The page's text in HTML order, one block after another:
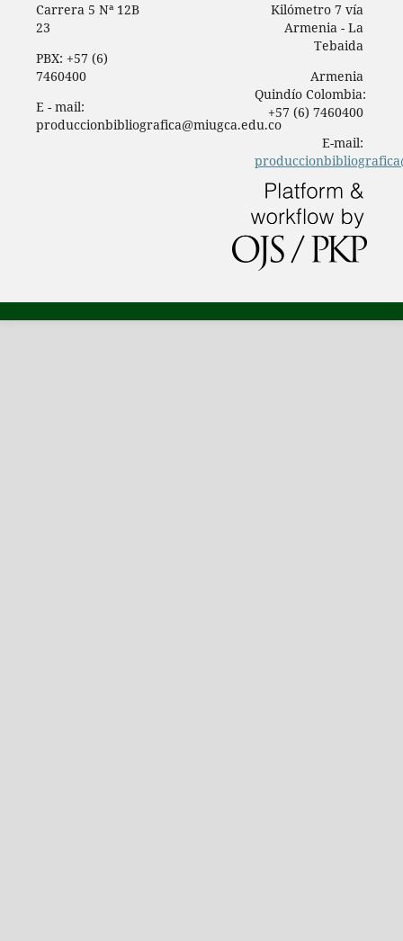
Carrera 5 Nª 12B
23
PBX: +57 (6)
7460400
E - mail:
produccionbibliografica@miugca.edu.co
Kilómetro 7 vía
Armenia - La
Tebaida
Armenia
Quindío Colombia:
+57 (6) 7460400
E-mail: